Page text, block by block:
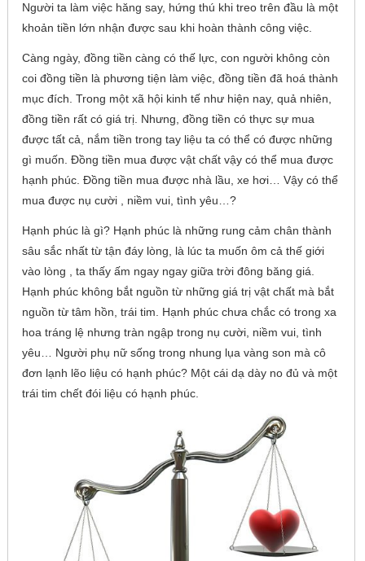
Người ta làm việc hăng say, hứng thú khi treo trên đầu là một
khoản tiền lớn nhận được sau khi hoàn thành công việc.
Càng ngày, đồng tiền càng có thế lực, con người không còn
coi đồng tiền là phương tiện làm việc, đồng tiền đã hoá thành
mục đích. Trong một xã hội kinh tế như hiện nay, quả nhiên,
đồng tiền rất có giá trị. Nhưng, đồng tiền có thực sự mua
được tất cả, nắm tiền trong tay liệu ta có thể có được những
gì muốn. Đồng tiền mua được vật chất vậy có thể mua được
hạnh phúc. Đồng tiền mua được nhà lầu, xe hơi… Vậy có thể
mua được nụ cười , niềm vui, tình yêu…?
Hạnh phúc là gì? Hạnh phúc là những rung cảm chân thành
sâu sắc nhất từ tận đáy lòng, là lúc ta muốn ôm cả thế giới
vào lòng , ta thấy ấm ngay ngay giữa trời đông băng giá.
Hạnh phúc không bắt nguồn từ những giá trị vật chất mà bắt
nguồn từ tâm hồn, trái tim. Hạnh phúc chưa chắc có trong xa
hoa tráng lệ nhưng tràn ngập trong nụ cười, niềm vui, tình
yêu… Người phụ nữ sống trong nhung lụa vàng son mà cô
đơn lạnh lẽo liệu có hạnh phúc? Một cái dạ dày no đủ và một
trái tim chết đói liệu có hạnh phúc.